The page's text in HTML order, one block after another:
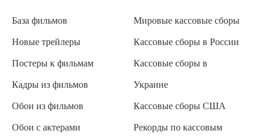
База фильмов
Новые трейлеры
Постеры к фильмам
Кадры из фильмов
Обои из фильмов
Обои с актерами
Мировые кассовые сборы
Кассовые сборы в России
Кассовые сборы в
Украине
Кассовые сборы США
Рекорды по кассовым